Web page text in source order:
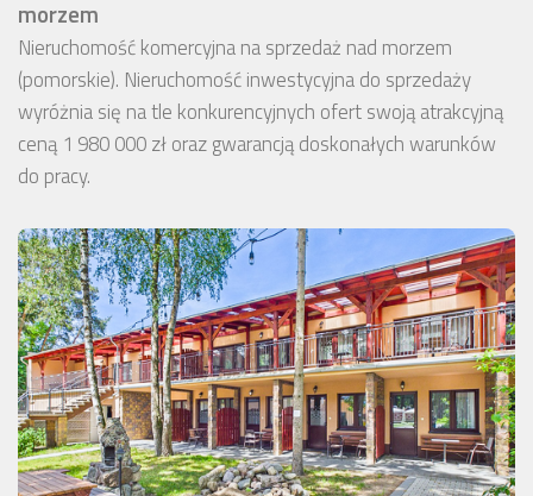
morzem
Nieruchomość komercyjna na sprzedaż nad morzem
(pomorskie). Nieruchomość inwestycyjna do sprzedaży
wyróżnia się na tle konkurencyjnych ofert swoją atrakcyjną
ceną 1 980 000 zł oraz gwarancją doskonałych warunków
do pracy.